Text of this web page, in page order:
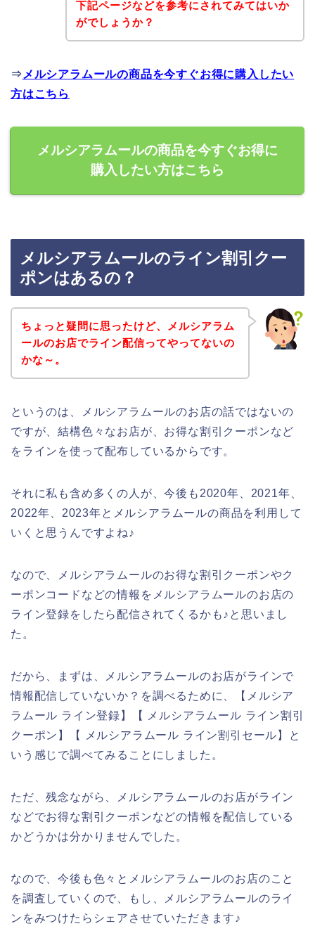
下記ページなどを参考にされてみてはいか
がでしょうか？
⇒ メルシアラムールの商品を今すぐお得に購入したい
方はこちら
メルシアラムールの商品を今すぐお得に
購入したい方はこちら
メルシアラムールのライン割引クー
ポンはあるの？
ちょっと疑問に思ったけど、メルシアラム
ールのお店でライン配信ってやってないの
かな～。
というのは、メルシアラムールのお店の話ではないの
ですが、結構色々なお店が、お得な割引クーポンなど
をラインを使って配布しているからです。
それに私も含め多くの人が、今後も2020年、2021年、
2022年、2023年とメルシアラムールの商品を利用して
いくと思うんですよね♪
なので、メルシアラムールのお得な割引クーポンやク
ーポンコードなどの情報をメルシアラムールのお店の
ライン登録をしたら配信されてくるかも♪と思いまし
た。
だから、まずは、メルシアラムールのお店がラインで
情報配信していないか？を調べるために、【メルシア
ラムール ライン登録】【 メルシアラムール ライン割引
クーポン】【 メルシアラムール ライン割引セール】と
いう感じで調べてみることにしました。
ただ、残念ながら、メルシアラムールのお店がライン
などでお得な割引クーポンなどの情報を配信している
かどうかは分かりませんでした。
なので、今後も色々とメルシアラムールのお店のこと
を調査していくので、もし、メルシアラムールのライ
ンをみつけたらシェアさせていただきます♪